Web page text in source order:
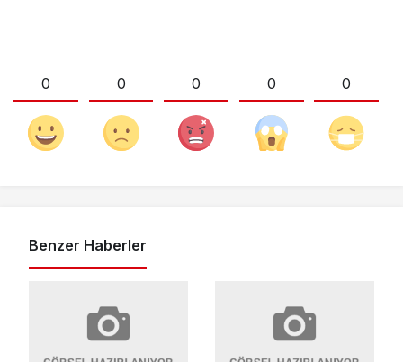
0 0 0 0 0
Benzer Haberler